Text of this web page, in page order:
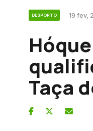
DESPORTO 19 fev,
Taça